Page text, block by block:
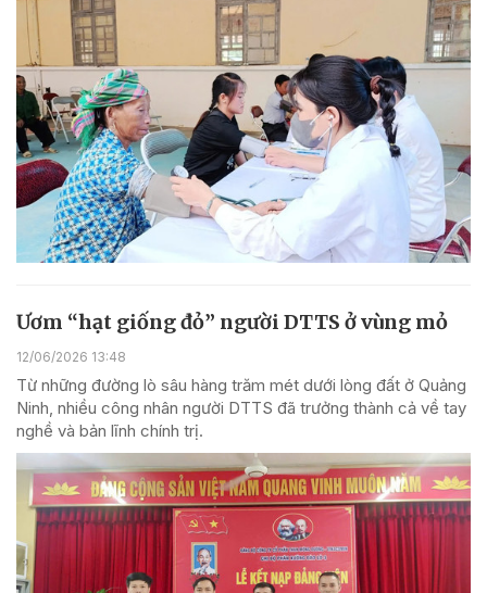
Ươm “hạt giống đỏ” người DTTS ở vùng mỏ
12/06/2026 13:48
Từ những đường lò sâu hàng trăm mét dưới lòng đất ở Quảng
Ninh, nhiều công nhân người DTTS đã trưởng thành cả về tay
nghề và bản lĩnh chính trị.